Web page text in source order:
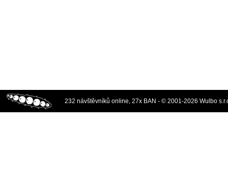
232 návštěvníků online, 27x BAN - © 2001-2026 Wulbo